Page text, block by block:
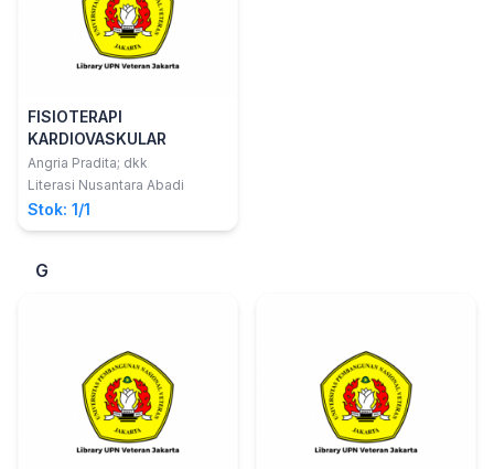
FISIOTERAPI
KARDIOVASKULAR
Angria Pradita; dkk
Literasi Nusantara Abadi
Stok: 1/1
G